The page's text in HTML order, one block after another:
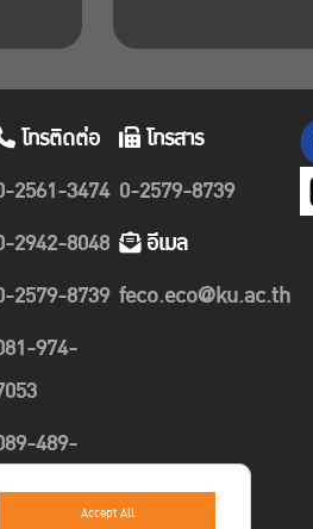
โทรติดต่อ
2561-3474
2942-8048
2579-8739
974-
489-
1635
โทรสาร
0-2579-8739
อีเมล
feco.eco@ku.ac.th
Accept All